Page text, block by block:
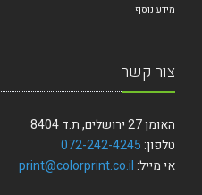
מידע נוסף
צור קשר
האומן 27 ירושלים, ת.ד 8404
טלפון:072-242-4245
אי מייל:print@colorprint.co.il